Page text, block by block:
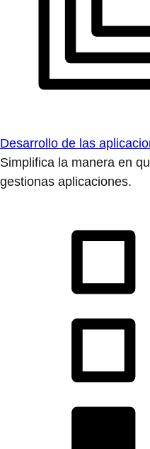
Desarrollo de las
Simplifica la manera en
gestionas aplicaciones.